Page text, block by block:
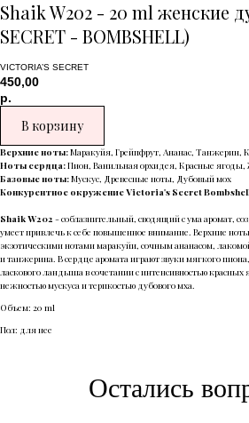
Shaik W202 - 20 ml женские
SECRET - BOMBSHELL)
VICTORIA’S SECRET
450,00
р.
В корзину
Верхние ноты:Маракуйя, Грейпфрут, Ананас, Танжерин,
Ноты сердца:Пион, Ванильная орхидея, Красные
Базовые ноты:Мускус, Древесные ноты, Дубовый мох
Конкурентное окружение Victoria's Secret
Shaik W202 - соблазнительный, сводящий с ума аромат,
умеет привлечь к себе повышенное внимание. Верхние
экзотическими нотами маракуйи, сочным ананасом,
и танжерина. В сердце аромата играют звуки мягкого
ласкового ландыша в сочетании с интенсивностью
нежностью мускуса и терпкостью дубового мха.
Объем: 20 ml
Пол: для нее
Остались